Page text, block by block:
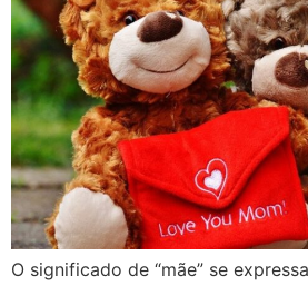
O significado de “mãe” se